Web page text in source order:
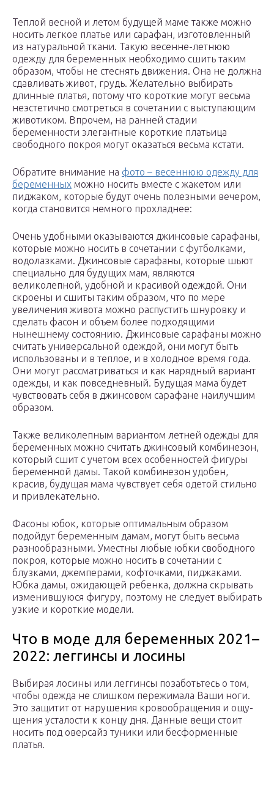
Теплой весной и летом будущей маме также можно
носить легкое платье или сарафан, изготовленный
из натуральной ткани. Такую весенне-летнюю
одежду для беременных необходимо сшить таким
образом, чтобы не стеснять движения. Она не должна
сдавливать живот, грудь. Желательно выбирать
длинные платья, потому что короткие могут весьма
неэстетично смотреться в сочетании с выступающим
животиком. Впрочем, на ранней стадии
беременности элегантные короткие платьица
свободного покроя могут оказаться весьма кстати.
Обратите внимание на фото – весеннюю одежду для
беременных можно носить вместе с жакетом или
пиджаком, которые будут очень полезными вечером,
когда становится немного прохладнее:
Очень удобными оказываются джинсовые сарафаны,
которые можно носить в сочетании с футболками,
водолазками. Джинсовые сарафаны, которые шьют
специально для будущих мам, являются
великолепной, удобной и красивой одеждой. Они
скроены и сшиты таким образом, что по мере
увеличения живота можно распустить шнуровку и
сделать фасон и объем более подходящими
нынешнему состоянию. Джинсовые сарафаны можно
считать универсальной одеждой, они могут быть
использованы и в теплое, и в холодное время года.
Они могут рассматриваться и как нарядный вариант
одежды, и как повседневный. Будущая мама будет
чувствовать себя в джинсовом сарафане наилучшим
образом.
Также великолепным вариантом летней одежды для
беременных можно считать джинсовый комбинезон,
который сшит с учетом всех особенностей фигуры
беременной дамы. Такой комбинезон удобен,
красив, будущая мама чувствует себя одетой стильно
и привлекательно.
Фасоны юбок, которые оптимальным образом
подойдут беременным дамам, могут быть весьма
разнообразными. Уместны любые юбки свободного
покроя, которые можно носить в сочетании с
блузками, джемперами, кофточками, пиджаками.
Юбка дамы, ожидающей ребенка, должна скрывать
изменившуюся фигуру, поэтому не следует выбирать
узкие и короткие модели.
Что в моде для беременных 2021–
2022: леггинсы и лосины
Выби­рая лоси­ны или лег­гин­сы поза­боть­тесь о том,
что­бы одеж­да не слиш­ком пере­жи­ма­ла Ваши ноги.
Это защи­тит от нару­ше­ния кро­во­об­ра­ще­ния и ощу­
ще­ния уста­ло­сти к кон­цу дня. Дан­ные вещи сто­ит
носить под овер­сайз туни­ки или бес­фор­мен­ные
платья.